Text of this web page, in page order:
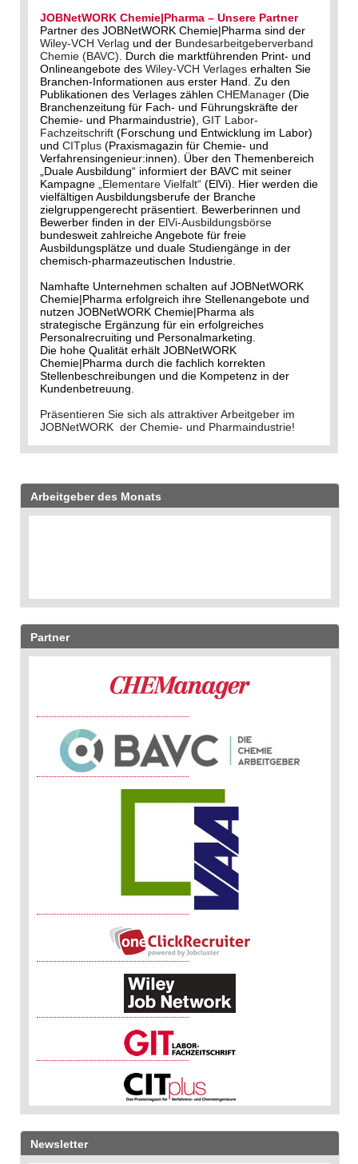
JOBNetWORK Chemie|Pharma – Unsere Partner
Partner des JOBNetWORK Chemie|Pharma sind der
Wiley-VCH Verlag und der Bundesarbeitgeberverband
Chemie (BAVC). Durch die marktführenden Print- und
Onlineangebote des Wiley-VCH Verlages erhalten Sie
Branchen-Informationen aus erster Hand. Zu den
Publikationen des Verlages zählen CHEManager (Die
Branchenzeitung für Fach- und Führungskräfte der
Chemie- und Pharmaindustrie), GIT Labor-
Fachzeitschrift (Forschung und Entwicklung im Labor)
und CITplus (Praxismagazin für Chemie- und
Verfahrensingenieur:innen). Über den Themenbereich
„Duale Ausbildung“ informiert der BAVC mit seiner
Kampagne „Elementare Vielfalt“ (ElVi). Hier werden die
vielfältigen Ausbildungsberufe der Branche
zielgruppengerecht präsentiert. Bewerberinnen und
Bewerber finden in der ElVi-Ausbildungsbörse
bundesweit zahlreiche Angebote für freie
Ausbildungsplätze und duale Studiengänge in der
chemisch-pharmazeutischen Industrie.
Namhafte Unternehmen schalten auf JOBNetWORK
Chemie|Pharma erfolgreich ihre Stellenangebote und
nutzen JOBNetWORK Chemie|Pharma als
strategische Ergänzung für ein erfolgreiches
Personalrecruiting und Personalmarketing.
Die hohe Qualität erhält JOBNetWORK
Chemie|Pharma durch die fachlich korrekten
Stellenbeschreibungen und die Kompetenz in der
Kundenbetreuung.
Präsentieren Sie sich als attraktiver Arbeitgeber im
JOBNetWORK der Chemie- und Pharmaindustrie!
Arbeitgeber des Monats
Partner
Newsletter